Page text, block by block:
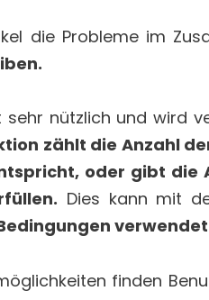
die Probleme im
sehr nützlich und wird
zählt die Anzahl
oder gibt die
Dies kann mit
finden